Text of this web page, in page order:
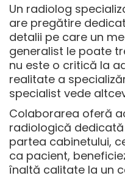
Un radiolog
are pregătire
detalii pe care un
generalist le poate
nu este o critică la
realitate a
specialist vede
Colaborarea oferă
radiologică
partea cabinetului,
ca pacient,
înaltă calitate la un